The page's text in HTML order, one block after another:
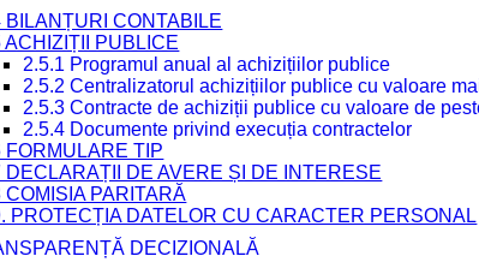
BILANȚURI CONTABILE
ACHIZIȚII PUBLICE
2.5.1 Programul anual al achizițiilor publice
2.5.2 Centralizatorul achizițiilor publice cu valoare
2.5.3 Contracte de achiziții publice cu valoare de
2.5.4 Documente privind execuția contractelor
FORMULARE TIP
DECLARAȚII DE AVERE ȘI DE INTERESE
COMISIA PARITARĂ
PROTECȚIA DATELOR CU CARACTER PERSONAL
DECIZIONALĂ